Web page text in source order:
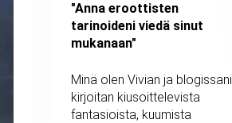
"Anna eroottisten
tarinoideni viedä sinut
mukanaan"
Minä olen Vivian ja blogissani
kirjoitan kiusoittelevista
fantasioista, kuumista